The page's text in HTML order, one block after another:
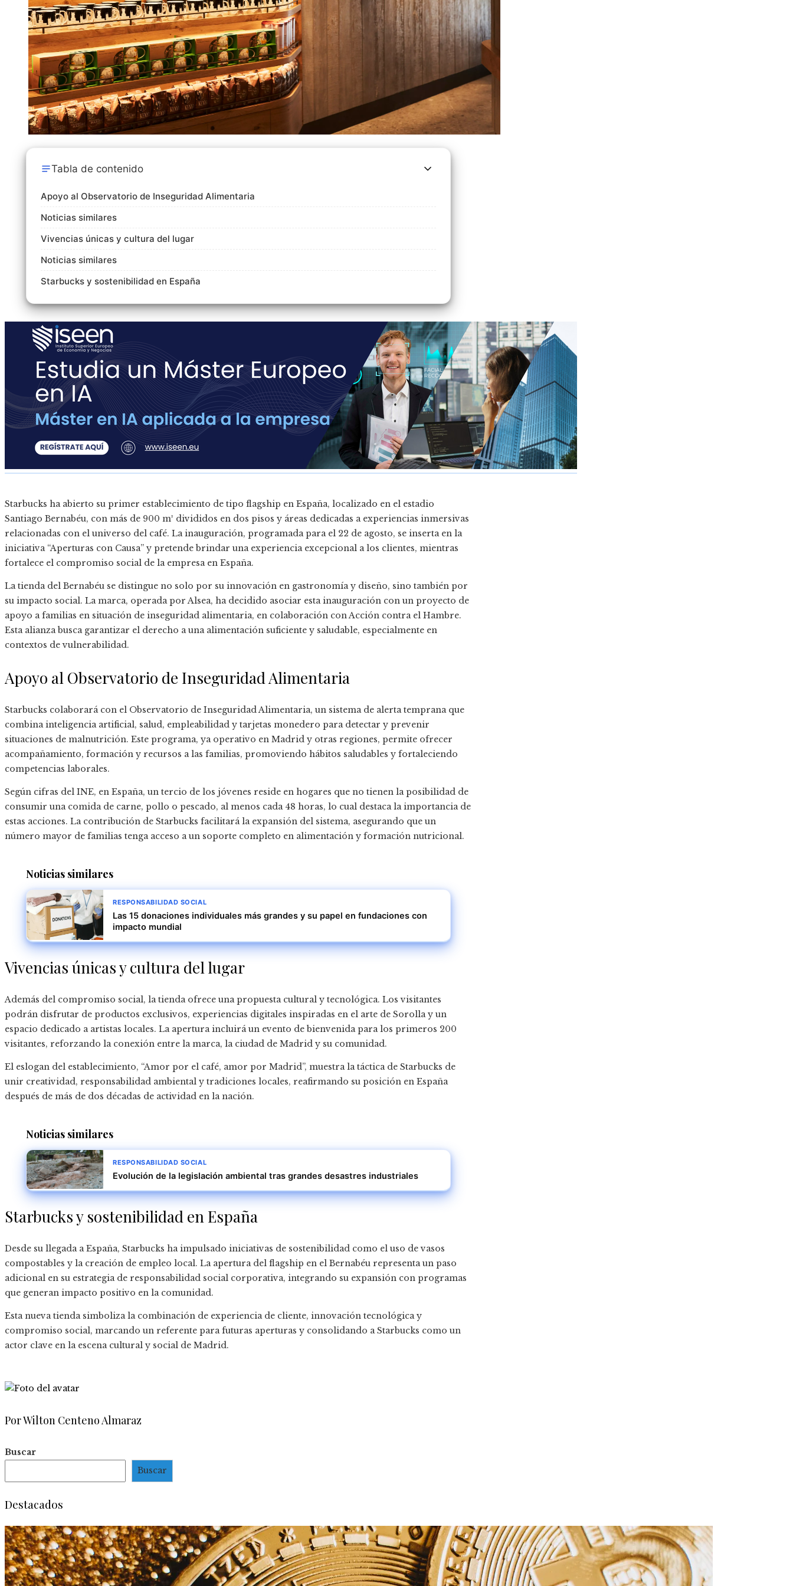
Tabla de contenido
Apoyo al Observatorio de Inseguridad Alimentaria
Noticias similares
Vivencias únicas y cultura del lugar
Noticias similares
Starbucks y sostenibilidad en España
Starbucks ha abierto su primer establecimiento de tipo flagship en España, localizado en el estadio
Santiago Bernabéu, con más de 900 m² divididos en dos pisos y áreas dedicadas a experiencias inmersivas
relacionadas con el universo del café. La inauguración, programada para el 22 de agosto, se inserta en la
iniciativa “Aperturas con Causa” y pretende brindar una experiencia excepcional a los clientes, mientras
fortalece el compromiso social de la empresa en España.
La tienda del Bernabéu se distingue no solo por su innovación en gastronomía y diseño, sino también por
su impacto social. La marca, operada por Alsea, ha decidido asociar esta inauguración con un proyecto de
apoyo a familias en situación de inseguridad alimentaria, en colaboración con Acción contra el Hambre.
Esta alianza busca garantizar el derecho a una alimentación suficiente y saludable, especialmente en
contextos de vulnerabilidad.
Apoyo al Observatorio de Inseguridad Alimentaria
Starbucks colaborará con el Observatorio de Inseguridad Alimentaria, un sistema de alerta temprana que
combina inteligencia artificial, salud, empleabilidad y tarjetas monedero para detectar y prevenir
situaciones de malnutrición. Este programa, ya operativo en Madrid y otras regiones, permite ofrecer
acompañamiento, formación y recursos a las familias, promoviendo hábitos saludables y fortaleciendo
competencias laborales.
Según cifras del INE, en España, un tercio de los jóvenes reside en hogares que no tienen la posibilidad de
consumir una comida de carne, pollo o pescado, al menos cada 48 horas, lo cual destaca la importancia de
estas acciones. La contribución de Starbucks facilitará la expansión del sistema, asegurando que un
número mayor de familias tenga acceso a un soporte completo en alimentación y formación nutricional.
Noticias similares
RESPONSABILIDAD SOCIAL
Las 15 donaciones individuales más grandes y su papel en fundaciones con
impacto mundial
Vivencias únicas y cultura del lugar
Además del compromiso social, la tienda ofrece una propuesta cultural y tecnológica. Los visitantes
podrán disfrutar de productos exclusivos, experiencias digitales inspiradas en el arte de Sorolla y un
espacio dedicado a artistas locales. La apertura incluirá un evento de bienvenida para los primeros 200
visitantes, reforzando la conexión entre la marca, la ciudad de Madrid y su comunidad.
El eslogan del establecimiento, “Amor por el café, amor por Madrid”, muestra la táctica de Starbucks de
unir creatividad, responsabilidad ambiental y tradiciones locales, reafirmando su posición en España
después de más de dos décadas de actividad en la nación.
Noticias similares
RESPONSABILIDAD SOCIAL
Evolución de la legislación ambiental tras grandes desastres industriales
Starbucks y sostenibilidad en España
Desde su llegada a España, Starbucks ha impulsado iniciativas de sostenibilidad como el uso de vasos
compostables y la creación de empleo local. La apertura del flagship en el Bernabéu representa un paso
adicional en su estrategia de responsabilidad social corporativa, integrando su expansión con programas
que generan impacto positivo en la comunidad.
Esta nueva tienda simboliza la combinación de experiencia de cliente, innovación tecnológica y
compromiso social, marcando un referente para futuras aperturas y consolidando a Starbucks como un
actor clave en la escena cultural y social de Madrid.
Por Wilton Centeno Almaraz
Buscar
Buscar
Destacados